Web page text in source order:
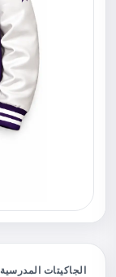
الجاكيتات المدرسية